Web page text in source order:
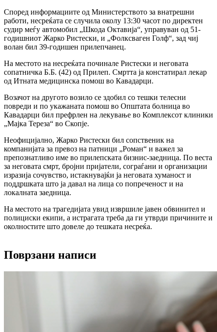
Според информациите од Министерството за внатрешни
работи, несреќата се случила околу 13:30 часот по директен
судир меѓу автомобил „Шкода Октавија“, управуван од 51-
годишниот Жарко Ристески, и „Фолксваген Голф“, зад чиј
волан бил 39-годишен прилепчанец.
На местото на несреќата починале Ристески и неговата
сопатничка Б.Б. (42) од Прилеп. Смртта ја констатирал лекар
од Итната медицинска помош во Кавадарци.
Возачот на другото возило се здобил со тешки телесни
повреди и по укажаната помош во Општата болница во
Кавадарци бил префрлен на лекување во Комплексот клиники
„Мајка Тереза“ во Скопје.
Неофицијално, Жарко Ристески бил сопственик на
компанијата за превоз на патници „Роман“ и важел за
препознатливо име во прилепската бизнис-заедница. По веста
за неговата смрт, бројни пријатели, сограѓани и организации
изразија сочувство, истакнувајќи ја неговата хуманост и
поддршката што ја давал на лица со попреченост и на
локалната заедница.
На местото на трагедијата увид извршиле јавен обвинител и
полициски екипи, а истрагата треба да ги утврди причините и
околностите што довеле до тешката несреќа.
Поврзани написи